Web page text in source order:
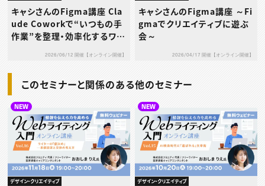
キャシさんのFigma講座 Cla
ude Coworkで“いつもの手
作業”を整理・効率化するワー
2026/06/12 開催【オンライン開催】
キャシさんのFigma講座 ～Fi
gmaでクリエイティブに遊ぶ
会～
2026/04/17 開催【オンライン開催】
このセミナーと関係のある他のセミナー
NEW
デザイン・クリエイティブ
NEW
デザイン・クリエイティブ